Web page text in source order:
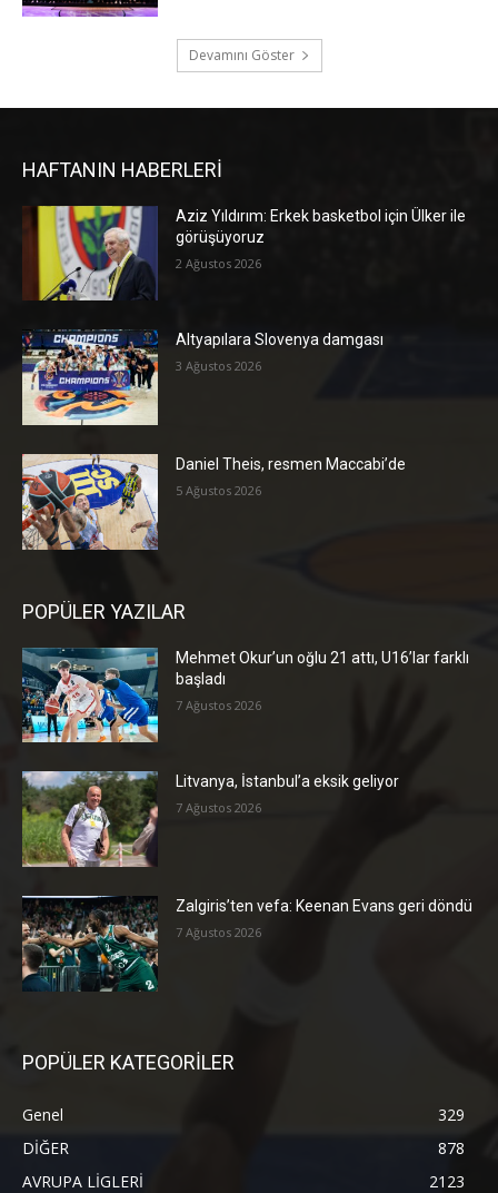
Devamını Göster
HAFTANIN HABERLERİ
Aziz Yıldırım: Erkek basketbol için Ülker ile
görüşüyoruz
2 Ağustos 2026
Altyapılara Slovenya damgası
3 Ağustos 2026
Daniel Theis, resmen Maccabi’de
5 Ağustos 2026
POPÜLER YAZILAR
Mehmet Okur’un oğlu 21 attı, U16’lar farklı
başladı
7 Ağustos 2026
Litvanya, İstanbul’a eksik geliyor
7 Ağustos 2026
Zalgiris’ten vefa: Keenan Evans geri döndü
7 Ağustos 2026
POPÜLER KATEGORİLER
Genel
329
DİĞER
878
AVRUPA LİGLERİ
2123